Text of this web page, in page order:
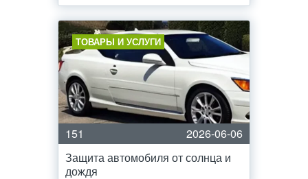
ТОВАРЫ И УСЛУГИ
151
2026-06-06
Защита автомобиля от солнца и
дождя